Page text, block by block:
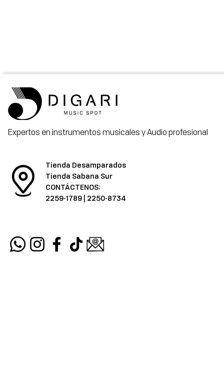
Expertos en instrumentos musicales y Audio profesional
Tienda Desamparados
Tienda Sabana Sur
CONTÁCTENOS:
2259-1789 | 2250-8734